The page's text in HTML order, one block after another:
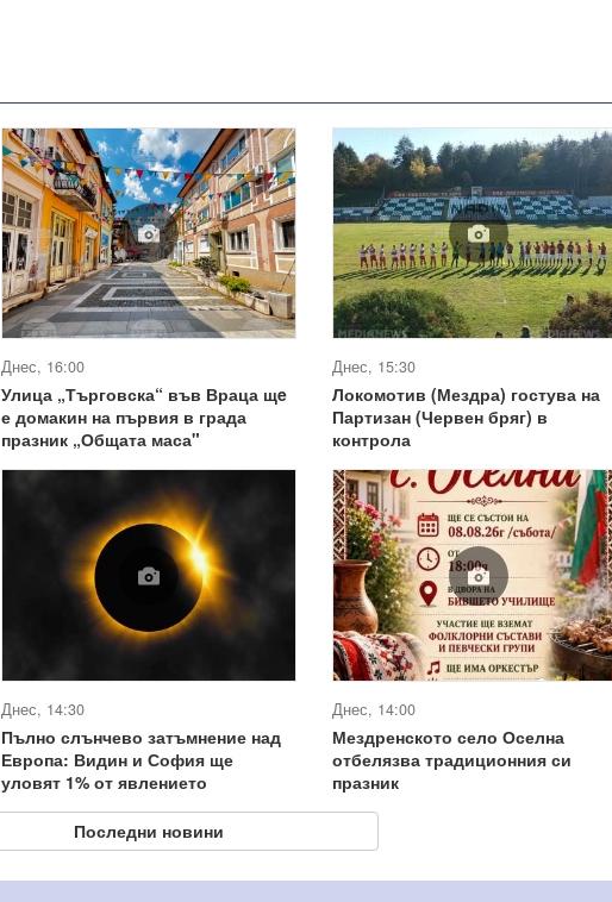
Днес, 16:00
Улица „Търговска“ във Враца щe
е домакин на първия в града
празник „Общата маса"
Днес, 15:30
Локомотив (Мездра) гостува на
Партизан (Червен бряг) в
контрола
Днес, 14:30
Пълно слънчево затъмнение над
Европа: Видин и София ще
уловят 1% от явлението
Днес, 14:00
Мездренското село Оселна
отбелязва традиционния си
празник
Последни новини